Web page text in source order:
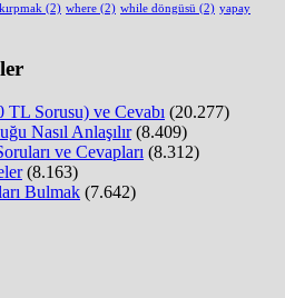
(2) where (2) while döngüsü (2) yapay
TL Sorusu) ve Cevabı (20.277)
Nasıl Anlaşılır (8.409)
ve Cevapları (8.312)
(8.163)
Bulmak (7.642)